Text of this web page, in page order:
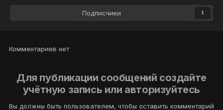
Подписчики 1
Комментариев нет
Для публикации сообщений создайте
учётную запись или авторизуйтесь
Вы должны быть пользователем, чтобы оставить комментарий